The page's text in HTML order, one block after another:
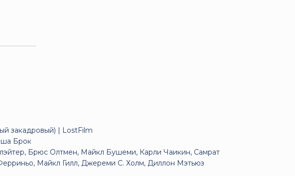
закадровый) | LostFilm
Брок
Брюс Олтмен, Майкл Бушеми, Карли Чаикин, Самрат
Майкл Гилл, Джереми С. Холм, Диллон Мэтьюз